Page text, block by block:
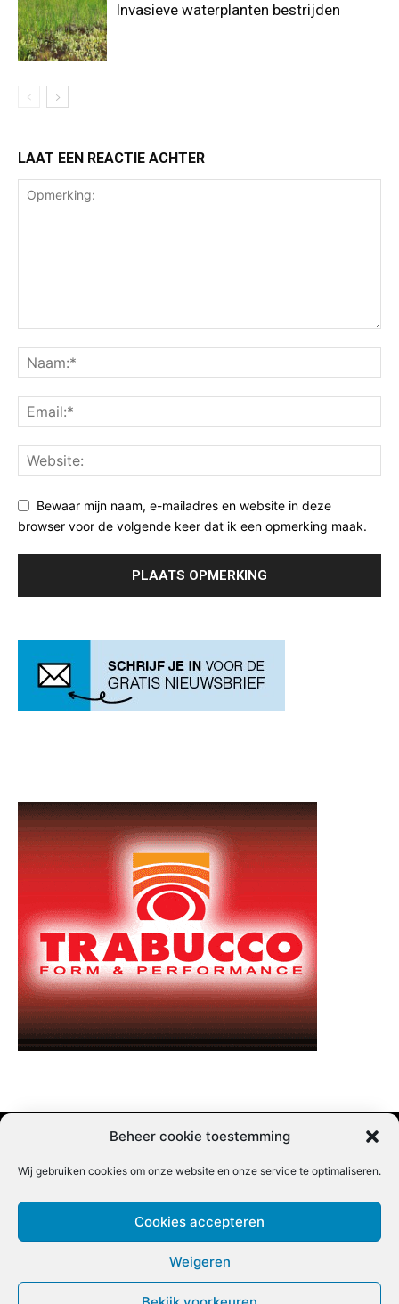
Beheer cookie toestemming
Wij gebruiken cookies om onze website en onze service te optimaliseren.
Cookies accepteren
Weigeren
Invasieve waterplanten bestrijden
LAAT EEN REACTIE ACHTER
Bewaar mijn naam, e-mailadres en website in deze
browser voor de volgende keer dat ik een opmerking maak.
Nieuwsbrief inschrijven | Partner content